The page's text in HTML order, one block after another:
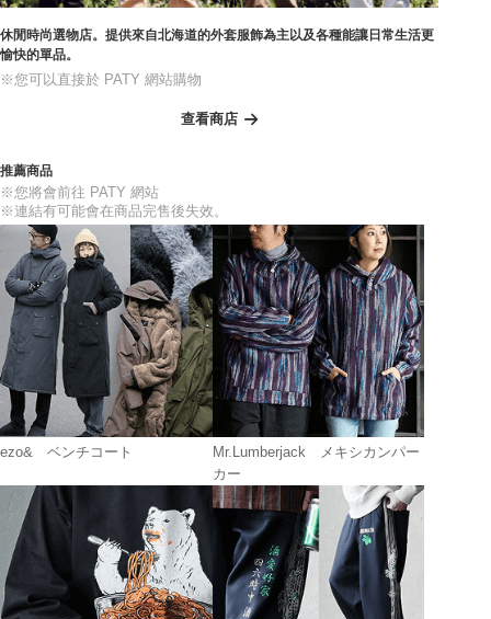
休閒時尚選物店。提供來自北海道的外套服飾為主以及各種能讓日常生活更
愉快的單品。
※您可以直接於 PATY 網站購物
查看商店
推薦商品
※您將會前往 PATY 網站
※連結有可能會在商品完售後失效。
ezo& ベンチコート
Mr.Lumberjack メキシカンパー
カー